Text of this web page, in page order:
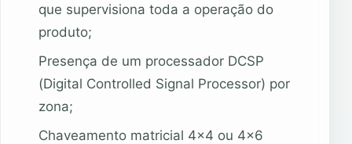
que supervisiona toda a operação do
produto;
Presença de um processador DCSP
(Digital Controlled Signal Processor) por
zona;
Chaveamento matricial 4×4 ou 4×6